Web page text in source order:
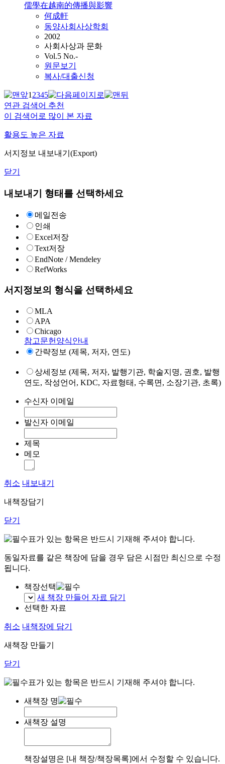
儒學在越南的傳播與影響
何成軒
동양사회사상학회
2002
사회사상과 문화
Vol.5 No.-
원문보기
복사/대출신청
12345
연관 검색어 추천
이 검색어로 많이 본 자료
활용도 높은 자료
서지정보 내보내기(Export)
닫기
내보내기 형태를 선택하세요
메일전송
인쇄
Excel저장
Text저장
EndNote / Mendeley
RefWorks
서지정보의 형식을 선택하세요
MLA
APA
Chicago
참고문헌양식안내
간략정보 (제목, 저자, 연도)
상세정보 (제목, 저자, 발행기관, 학술지명, 권호, 발행
연도, 작성언어, KDC, 자료형태, 수록면, 소장기관, 초록)
수신자 이메일
발신자 이메일
제목
메모
취소 내보내기
내책장담기
닫기
표가 있는 항목은 반드시 기재해 주셔야 합니다.
동일자료를 같은 책장에 담을 경우 담은 시점만 최신으로 수정
됩니다.
책장선택
새 책장 만들어 자료 담기
선택한 자료
취소 내책장에 담기
새책장 만들기
닫기
표가 있는 항목은 반드시 기재해 주셔야 합니다.
새책장 명
새책장 설명
책장설명은 [내 책장/책장목록]에서 수정할 수 있습니다.